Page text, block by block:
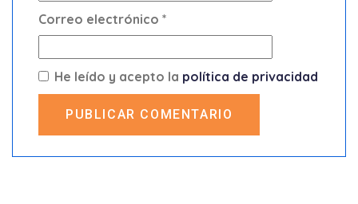
Correo electrónico *
He leído y acepto la política de privacidad
PUBLICAR COMENTARIO